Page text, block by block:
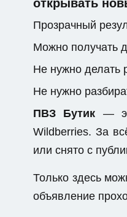
открывать
Прозрачный
Можно получать
Не нужно делать
Не нужно
ПВЗ Бутик —
Wildberries. За
или снято с
Только здесь
объявление